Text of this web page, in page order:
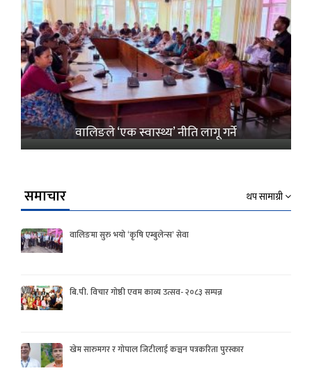
वालिङले ‘एक स्वास्थ्य’ नीति लागू गर्ने
समाचार थप सामाग्री
वालिङमा सुरु भयो ‘कृषि एम्बुलेन्स’ सेवा
बि.पी. विचार गोष्ठी एवम काव्य उत्सव- २०८३ सम्पन्न
खेम सारुमगर र गोपाल जिटीलाई कञ्चन पत्रकरिता पुरस्कार